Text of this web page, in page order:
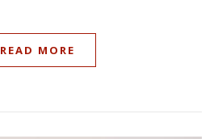
READ MORE